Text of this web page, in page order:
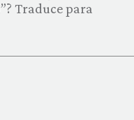
Traduce para